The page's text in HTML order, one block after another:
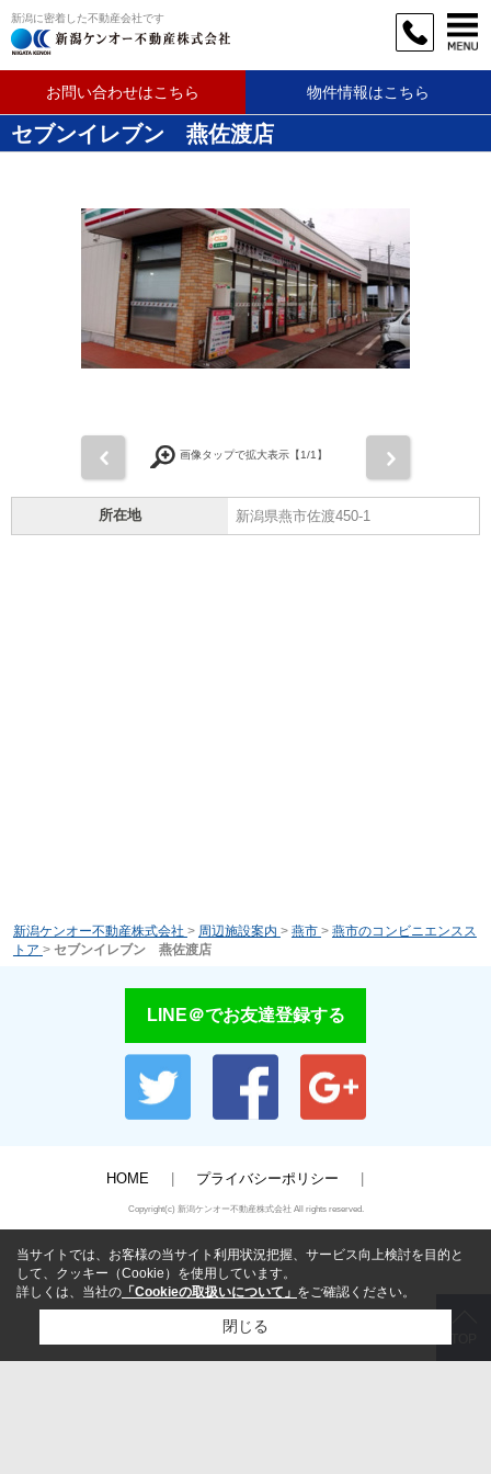
新潟に密着した不動産会社です
お問い合わせはこちら 物件情報はこちら
セブンイレブン 燕佐渡店
画像タップで拡大表示【1/1】
所在地 新潟県燕市佐渡450-1
新潟ケンオー不動産株式会社 > 周辺施設案内 > 燕市 > 燕市のコンビニエンスス
トア > セブンイレブン 燕佐渡店
LINE＠でお友達登録する
HOME プライバシーポリシー
Copyright(c) 新潟ケンオー不動産株式会社 All rights reserved.
当サイトでは、お客様の当サイト利用状況把握、サービス向上検討を目的と
して、クッキー（Cookie）を使用しています。
詳しくは、当社の 「Cookieの取扱いについて」 をご確認ください。
閉じる